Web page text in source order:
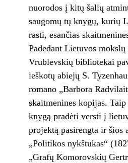
nuorodos į kitų šalių
saugomų tų knygų, kurių
rasti, esančias
Padedant Lietuvos mokslų
Vrublevskių bibliotekai
ieškotų abiejų S.
romano „Barbora
skaitmenines kopijas.
knygą pradėti versti į
projektą pasirengta ir šios
„Politikos nykštukas“
„Grafų Komorovskių